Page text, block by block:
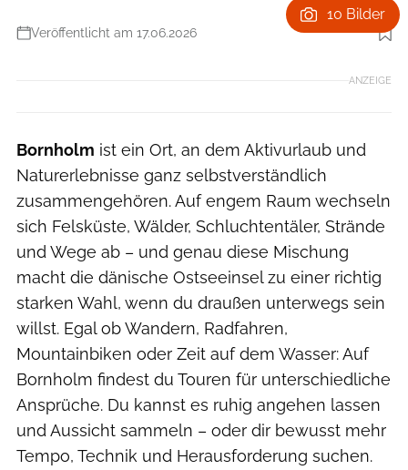
Veröffentlicht am 17.06.2026
Foto: Mike Grønbech Dam
10 Bilder
ANZEIGE
Bornholm ist ein Ort, an dem Aktivurlaub und
Naturerlebnisse ganz selbstverständlich
zusammengehören. Auf engem Raum wechseln
sich Felsküste, Wälder, Schluchtentäler, Strände
und Wege ab – und genau diese Mischung
macht die dänische Ostseeinsel zu einer richtig
starken Wahl, wenn du draußen unterwegs sein
willst. Egal ob Wandern, Radfahren,
Mountainbiken oder Zeit auf dem Wasser: Auf
Bornholm findest du Touren für unterschiedliche
Ansprüche. Du kannst es ruhig angehen lassen
und Aussicht sammeln – oder dir bewusst mehr
Tempo, Technik und Herausforderung suchen.